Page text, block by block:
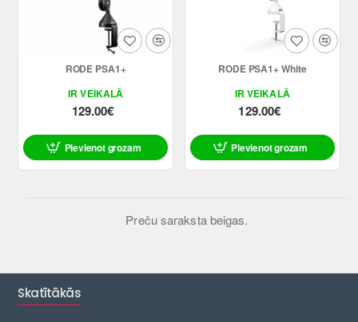
IR VEIKALĀ
RODE PSA1+
129.00€
Pievienot grozam
IR VEIKALĀ
RODE PSA1+ White
129.00€
Pievienot grozam
Preču saraksta beigas.
Skatītākās